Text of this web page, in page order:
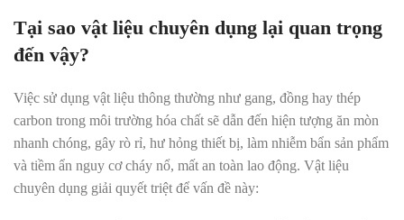
Tại sao vật liệu chuyên dụng lại quan trọng
đến vậy?
Việc sử dụng vật liệu thông thường như gang, đồng hay thép
carbon trong môi trường hóa chất sẽ dẫn đến hiện tượng ăn mòn
nhanh chóng, gây rò rỉ, hư hỏng thiết bị, làm nhiễm bẩn sản phẩm
và tiềm ẩn nguy cơ cháy nổ, mất an toàn lao động. Vật liệu
chuyên dụng giải quyết triệt để vấn đề này: